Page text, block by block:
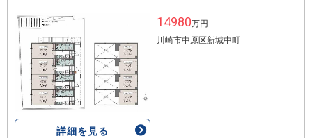
詳細を見る
14980万円
川崎市中原区新城中町